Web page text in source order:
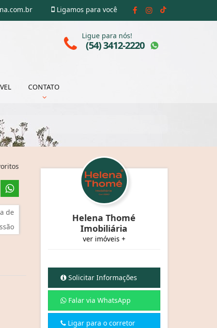
Ligamos para você
CONTATO
Ligue para nós!
(54) 3412-2220
de
Helena Thomé
Imobiliária
ver imóveis +
Solicitar Informações
Falar via WhatsApp
Ligar para o corretor